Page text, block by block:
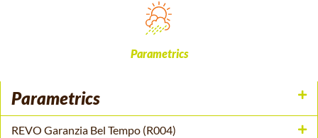
Parametrics
Parametrics
REVO Garanzia Bel Tempo (R004)